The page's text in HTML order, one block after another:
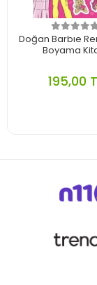
Doğan Barbıe
Boyama
195,00